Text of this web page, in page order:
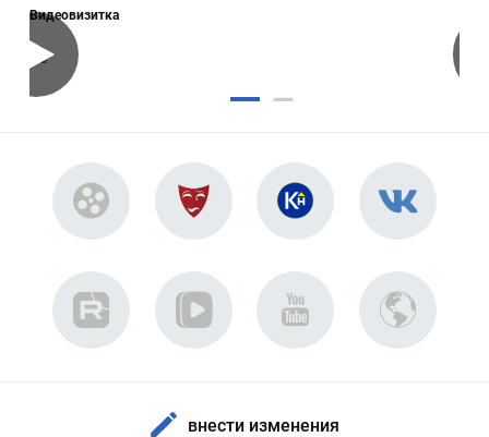
Видеовизитка
внести изменения